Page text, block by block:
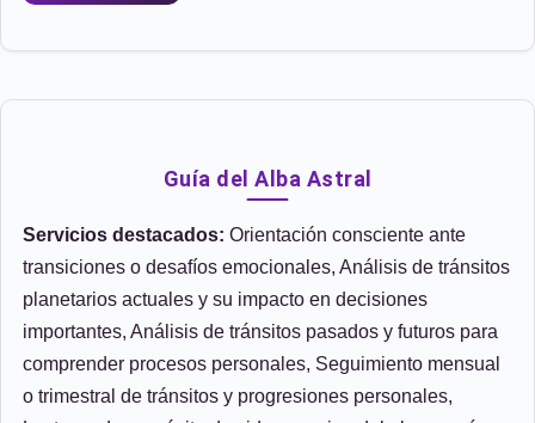
Guía del Alba Astral
Servicios destacados: Orientación consciente ante
transiciones o desafíos emocionales, Análisis de tránsitos
planetarios actuales y su impacto en decisiones
importantes, Análisis de tránsitos pasados y futuros para
comprender procesos personales, Seguimiento mensual
o trimestral de tránsitos y progresiones personales,